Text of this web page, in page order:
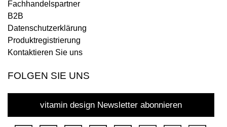
Fachhandelspartner
B2B
Datenschutzerklärung
Produktregistrierung
Kontaktieren Sie uns
FOLGEN SIE UNS
vitamin design Newsletter abonnieren